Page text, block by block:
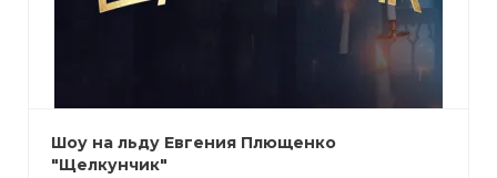
Шоу на льду Евгения Плющенко
"Щелкунчик"